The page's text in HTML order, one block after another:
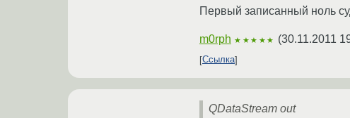
Первый записанный ноль
m0rph ★★★★★ (30.11.2011
Ссылка
QDataStream out